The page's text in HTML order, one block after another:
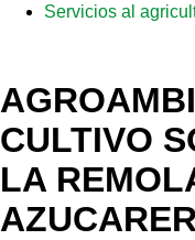
Servicios al
CULTIVO
LA